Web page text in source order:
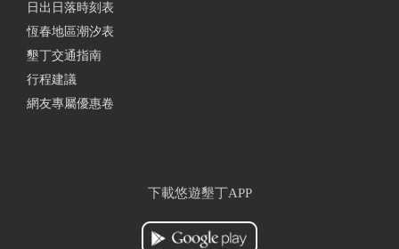
算很適合背包客的旅店，離福安宮也很近，房間簡單
乾淨，但是建議可以提供循環使用的毛巾，這樣減少
500元一晚，算舒適的房間，有智慧型洗衣機、冰
日出日落時刻表
恆春地區潮汐表
墾丁交通指南
行程建議
網友專屬優惠卷
下載悠遊墾丁APP